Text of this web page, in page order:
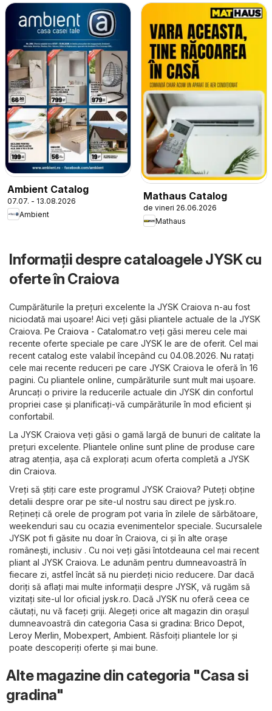
Ambient Catalog
07.07. - 13.08.2026
Ambient
Mathaus Catalog
de vineri 26.06.2026
Mathaus
Informații despre cataloagele JYSK cu
oferte în Craiova
Cumpărăturile la prețuri excelente la JYSK Craiova n-au fost
niciodată mai ușoare! Aici veți găsi pliantele actuale de la JYSK
Craiova. Pe Craiova - Catalomat.ro veți găsi mereu cele mai
recente oferte speciale pe care JYSK le are de oferit. Cel mai
recent catalog este valabil începând cu 04.08.2026. Nu ratați
cele mai recente reduceri pe care JYSK Craiova le oferă în 16
pagini. Cu pliantele online, cumpărăturile sunt mult mai ușoare.
Aruncați o privire la reducerile actuale din JYSK din confortul
propriei case și planificați-vă cumpărăturile în mod eficient și
confortabil.
La JYSK Craiova veți găsi o gamă largă de bunuri de calitate la
prețuri excelente. Pliantele online sunt pline de produse care
atrag atenția, așa că explorați acum oferta completă a JYSK
din Craiova.
Vreți să știți care este programul JYSK Craiova? Puteți obține
detalii despre orar pe site-ul nostru sau direct pe jysk.ro.
Rețineți că orele de program pot varia în zilele de sărbătoare,
weekenduri sau cu ocazia evenimentelor speciale. Sucursalele
JYSK pot fi găsite nu doar în Craiova, ci și în alte orașe
românești, inclusiv . Cu noi veți găsi întotdeauna cel mai recent
pliant al JYSK Craiova. Le adunăm pentru dumneavoastră în
fiecare zi, astfel încât să nu pierdeți nicio reducere. Dar dacă
doriți să aflați mai multe informații despre JYSK, vă rugăm să
vizitați site-ul lor oficial jysk.ro. Dacă JYSK nu oferă ceea ce
căutați, nu vă faceți griji. Alegeți orice alt magazin din orașul
dumneavoastră din categoria Casa si gradina: Brico Depot
Leroy Merlin Mobexpert Ambient. Răsfoiți pliantele lor și
poate descoperiți oferte și mai bune.
Alte magazine din categoria "Casa si
gradina"